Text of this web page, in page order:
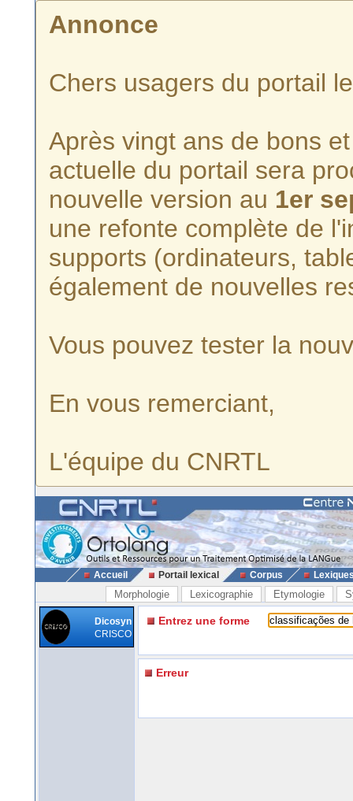
Annonce
Chers usagers du portail
Après vingt ans de bons
actuelle du portail sera
nouvelle version au 1er
une refonte complète de
supports (ordinateurs,
également de nouvelles
Vous pouvez tester la
En vous remerciant,
L'équipe du CNRTL
Accueil Portail lexical Corpus
Morphologie Lexicographie Etymologie
Dicosyn
CRISCO
Entrez une forme
Erreur